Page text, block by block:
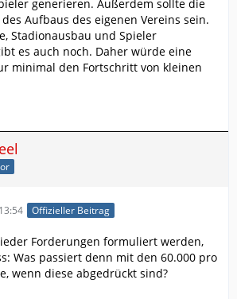
generieren. Außerdem sollte die
Aufbaus des eigenen Vereins sein.
Stadionausbau und Spieler
es auch noch. Daher würde eine
minimal den Fortschritt von kleinen
Offizieller Beitrag
Forderungen formuliert werden,
Was passiert denn mit den 60.000 pro
wenn diese abgedrückt sind?